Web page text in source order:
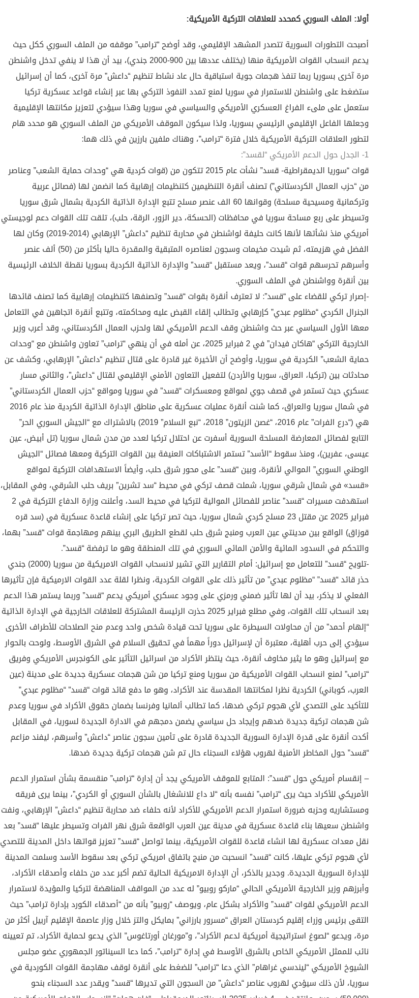
أولا: الملف السوري كمحدد للعلاقات التركية الأمريكية:
أصبحت التطورات السورية تتصدر المشهد الإقليمي، وقد أوضح “ترامب” موقفه من الملف السوري ككل حيث
يدعم انسحاب القوات الأمريكية منها (يختلف عددها بين 900-2000 جندي)، بيد أن هذا لا ينفي تدخل واشنطن
مرة آخرى بسوريا ربما تنفذ هجمات جوية استباقية حال عاد نشاط تنظيم “داعش” مرة آخرى، كما أن إسرائيل
ستضغط على واشنطن للاستمرار في سوريا لمنع تمدد النفوذ التركي بها عبر إنشاء قواعد عسكرية تركيا
ستعمل على ملىء الفراغ العسكري الأمريكي والسياسي في سوريا وهذا سيؤدي لتعزيز مكانتها الإقليمية
وجعلها الفاعل الإقليمي الرئيسي بسوريا، ولذا سيكون الموقف الأمريكي من الملف السوري هو محدد هام
لتطور العلاقات التركية الأمريكية خلال فترة “ترامب”، وهناك ملفين بارزين في ذلك هما:
1- الجدل حول الدعم الأمريكي “لقسد”:
قوات “سوريا الديمقراطية- قسد” نشأت عام 2015 تتكون من (قوات كردية هي “وحدات حماية الشعب” وعناصر
من “حزب العمال الكردستاني”) تصنف أنقرة التنظيمين كتنظيمات إرهابية كما انضمن لها (فصائل عربية
وتركمانية ومسيحية مسلحة) وقوانها 60 الف عنصر مسلح تتبع الإدارة الذاتية الكردية بشمال شرق سوريا
وتسيطر على ربع مساحة سوريا في محافظات (الحسكة، دير الزور، الرقة، حلب)، تلقت تلك القوات دعم لوجيستي
أمريكي منذ نشأتها لأنها كانت حليفة لواشنطن في محاربة تنظيم “داعش” الإرهابي (2014-2019) وكان لها
الفضل في هزيمته، ثم شيدت مخيمات وسجون لعناصره المتبقية والمقدرة حاليا بأكثر من (50) ألف عنصر
وأسرهم تحرسهم قوات “قسد”، ويعد مستقبل “قسد” والإدارة الذاتية الكردية بسوريا نقطة الخلاف الرئيسية
بين أنقرة وواشنطن في الملف السوري.
-إصرار تركي للقضاء على “قسد”: لا تعترف أنقرة بقوات “قسد” وتصنفها كتنظيمات إرهابية كما تصنف قائدها
الجنرال الكردي “مظلوم عبدي” كإرهابي وتطالب إلقاء القبض عليه ومحاكمته، وتتبع أنقرة اتجاهين في التعامل
معها الأول السياسي عبر حث واشنطن وقف الدعم الأمريكي لها ولحزب العمال الكردستاني، وقد أعرب وزير
الخارجية التركي “هاكان فيدان” في 2 فبراير 2025، عن أمله في أن ينهي “ترامب” تعاون واشنطن مع “وحدات
حماية الشعب” الكردية في سوريا، وأوضح أن الأخيرة غير قادرة على قتال تنظيم “داعش” الإرهابي، وكشف عن
محادثات بين (تركيا، العراق، سوريا والأردن) لتفعيل التعاون الأمني الإقليمي لقتال “داعش”، والثاني مسار
عسكري حيث تستمر في قصف جوي لمواقع ومعسكرات “قسد” في سوريا ومواقع “حزب العمال الكردستاني”
في شمال سوريا والعراق، كما شنت أنقرة عمليات عسكرية على مناطق الإدارة الذاتية الكردية منذ عام 2016
هي (“درع الفرات” عام 2016، “غصن الزيتون” 2018، “نبع السلام” 2019) بالاشتراك مع “الجيش السوري الحر”
التابع لفصائل المعارضة المسلحة السورية أسفرت عن احتلال تركيا لعدد من مدن شمال سوريا (تل أبيض، عين
عيسى، عفرين)، ومنذ سقوط “الأسد” تستمر الاشتباكات العنيفة بين القوات التركية ومعها فصائل “الجيش
الوطني السوري” الموالي لأنقرة، وبين “قسد” على محور شرق حلب، وأيضاً الاستهدافات التركية لمواقع
«قسد» في شمال شرقي سوريا، شملت قصف تركي في محيط “سد تشرين” بريف حلب الشرقي، وفي المقابل،
استهدفت مسيرات “قسد” عناصر للفصائل الموالية لتركيا في محيط السد، وأعلنت وزارة الدفاع التركية في 2
فبراير 2025 عن مقتل 23 مسلح كردي شمال سوريا، حيث تصر تركيا على إنشاء قاعدة عسكرية في (سد قره
قوزاق) الواقع بين مدينتي عين العرب ومنبج شرق حلب لقطع الطريق البري بينهم ومهاجمة قوات “قسد” بهما،
والتحكم في السدود المائية والأمن المائي السوري في تلك المنطقة وهو ما ترفضة “قسد”.
-تلويح “قسد” للتعامل مع إسرائيل: أمام التقارير التي تشير لانسحاب القوات الامريكية من سوريا (2000) جندي
حذر قائد “قسد” “مظلوم عبدي” من تأثير ذلك على القوات الكردية، ونظرا لقلة عدد القوات الارميكية فإن تأثيرها
الفعلي لا يذكر، بيد أن لها تأثير ضمني ورمزي على وجود عسكري أمريكي يدعم “قسد” وربما يستمر هذا الدعم
بعد انسحاب تلك القوات، وفي مطلع فبراير 2025 حذرت الرئيسة المشتركة للعلاقات الخارجية في الإدارة الذاتية
“إلهام أحمد” من أن محاولات السيطرة على سوريا تحت قيادة شخص واحد وعدم منح الصلاحات للأطراف الأخرى
سيؤدي إلى حرب أهلية، معتبرة أن لإسرائيل دوراً مهماً في تحقيق السلام في الشرق الأوسط، ولوحت بالحوار
مع إسرائيل وهو ما يثير مخاوف أنقرة، حيث ينتظر الأكراد من اسرائيل التأثير على الكونجرس الأمريكي وفريق
“ترامب” لمنع انسحاب القوات الأمريكية من سوريا ومنع تركيا من شن هجمات عسكرية جديدة على مدينة (عين
العرب، كوباني) الكردية نظرا لمكانتها المقدسة عند الأكراد، وهو ما دفع قائد قوات “قسد” “مظلوم عبدي”
للتأكيد على التصدي لأي هجوم تركي ضدها، كما تطالب ألمانيا وفرنسا بضمان حقوق الأكراد في سوريا وعدم
شن هجمات تركية جديدة ضدهم وإيجاد حل سياسي يضمن دمجهم في الادارة الجديدة لسوريا، في المقابل
أكدت أنقرة على قدرة الإدارة السورية الجديدة قادرة على تأمين سجون عناصر “داعش” وأسرهم، ليفند مزاعم
“قسد” حول المخاطر الأمنية لهروب هؤلاء السجناء حال تم شن هجمات تركية جديدة ضدها.
– إنقسام أمريكي حول “قسد”: المتابع للموقف الأمريكي يجد أن إدارة “ترامب” منقسمة بشأن استمرار الدعم
الأمريكي للأكراد حيث يرى “ترامب” نفسه بأنه “لا داع للانشغال بالشأن السوري أو الكردي”، بينما يرى فريقه
ومستشاريه وحزبه ضرورة استمرار الدعم الأمريكي للأكراد لأنه حلفاء ضد محاربة تنظيم “داعش” الإرهابي، ونفت
واشنطن سعيها بناء قاعدة عسكرية في مدينة عين العرب الواقعة شرق نهر الفرات وتسيطر عليها “قسد” بعد
نقل معدات عسكرية لها انشاء قاعدة للقوات الأمريكية، بينما تواصل “قسد” تعزيز قواتها داخل المدينة للتصدي
لأي هجوم تركي عليها، كانت “قسد” انسحبت من منبج باتفاق امريكي تركي بعد سقوط الأسد وسلمت المدينة
للإدارة السورية الجديدة. وجدير بالذكر، أن الإدارة الامريكية الحالية تضم أكبر عدد من حلفاء وأصدقاء الأكراد،
وأبرزهم وزير الخارجية الأمريكي الحالي “ماركو روبيو” له عدد من المواقف المناهضة لتركيا والمؤيدة لاستمرار
الدعم الأمريكي لقوات “قسد” والأكراد بشكل عام، ويوصف “روبيو” بأنه من “أصدقاء الكورد بإدارة ترامب” حيث
التقى برئيس وزراء إقليم كردستان العراق “مسرور بارزاني” بمايكل والتز خلال وزار عاصمة الإقليم آربيل أكثر من
مرة، ويدعو “لصوغ استراتيجية أمريكية لدعم الأكراد”، و”مورغان أورتاغوس” الذي يدعو لحماية الأكراد، تم تعيينه
نائب للممثل الأمريكي الخاص بالشرق الأوسط في إدارة “ترامب”، كما دعا السيناتور الجمهوري عضو مجلس
الشيوخ الأمريكي “ليندسي غراهام” الذي دعا “ترامب” للضغط على أنقرة لوقف مهاجمة القوات الكوردية في
سوريا، لأن ذلك سيؤدي لهروب عناصر “داعش” من السجون التي تديرها “قسد” ويقدر عدد السجناء بنحو